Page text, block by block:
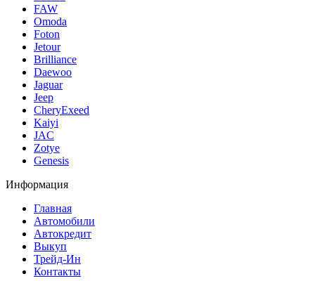
FAW
Omoda
Foton
Jetour
Brilliance
Daewoo
Jaguar
Jeep
CheryExeed
Kaiyi
JAC
Zotye
Genesis
Информация
Главная
Автомобили
Автокредит
Выкуп
Трейд-Ин
Контакты